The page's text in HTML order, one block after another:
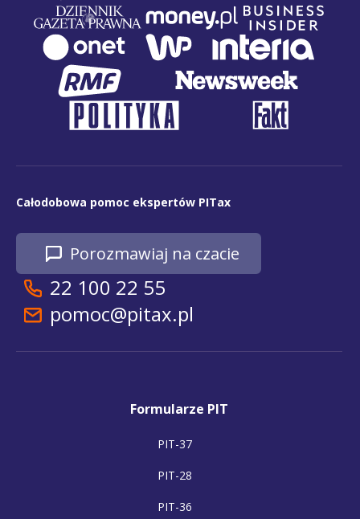
Całodobowa pomoc ekspertów PITax
Porozmawiaj na czacie
22 100 22 55
pomoc@pitax.pl
Formularze PIT
PIT-37
PIT-28
PIT-36